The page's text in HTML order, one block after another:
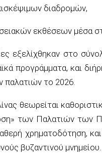
διαδρομών,
εκθέσεων μέσα
εξελίχθηκαν στο
προγράμματα, και
παλατιών το 2026.
θεωρείται
των Παλατιών των
χρηματοδότηση,
βυζαντινού μνημείου.